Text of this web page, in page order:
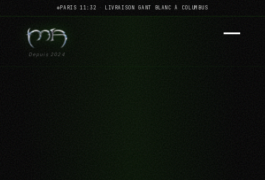
PARIS 11:32 · LIVRAISON GANT BLANC À COLUMBUS
Depuis 2024